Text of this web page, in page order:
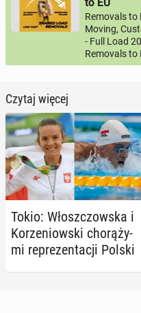
Removals to
Moving,
- Full Load
Removals to
Czytaj więcej
Tokio: Włosz­czow­ska i
Ko­rze­niow­ski cho­rą­ży­
mi re­pre­zen­ta­cji Polski